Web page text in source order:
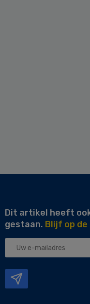
Dit artikel heeft
gestaan. Blijf op
Uw